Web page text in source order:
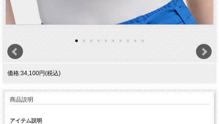
価格:34,100円(税込)
商品説明
アイテム説明